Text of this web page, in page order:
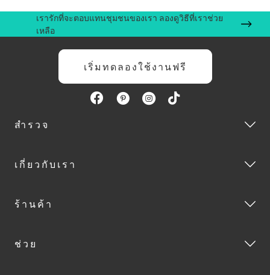
เรารักที่จะตอบแทนชุมชนของเรา ลองดูวิธีที่เราช่วย
เหลือ
เริ่มทดลองใช้งานฟรี
สำรวจ
เกี่ยวกับเรา
ร้านค้า
ช่วย